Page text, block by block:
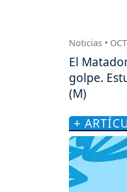
Noticias •
El
golpe.
(M)
+